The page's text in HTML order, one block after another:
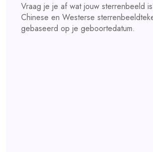
Vraag je je af wat jouw sterrenbeeld
Chinese en Westerse
gebaseerd op je geboortedatum.